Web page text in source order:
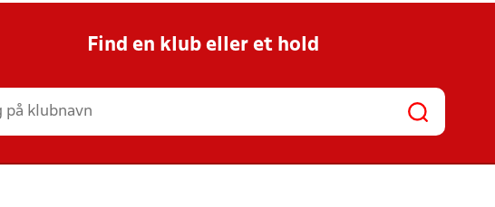
Find en klub eller et hold